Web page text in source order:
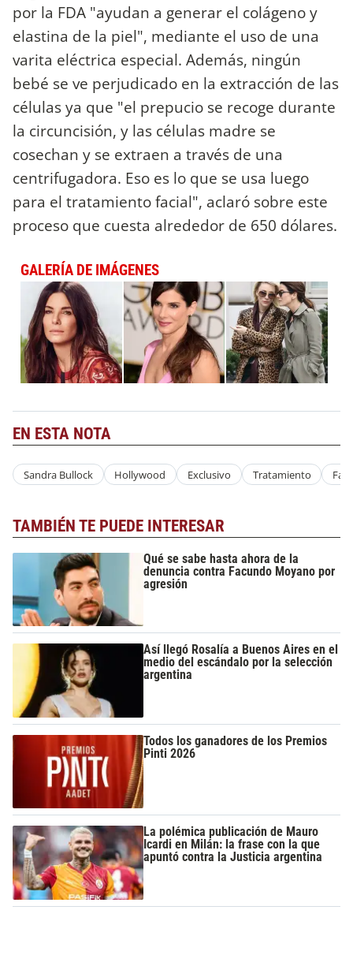
por la FDA "ayudan a generar el colágeno y
elastina de la piel", mediante el uso de una
varita eléctrica especial. Además, ningún
bebé se ve perjudicado en la extracción de las
células ya que "el prepucio se recoge durante
la circuncisión, y las células madre se
cosechan y se extraen a través de una
centrifugadora. Eso es lo que se usa luego
para el tratamiento facial", aclaró sobre este
proceso que cuesta alrededor de 650 dólares.
GALERÍA DE IMÁGENES
EN ESTA NOTA
Sandra Bullock Hollywood Exclusivo Tratamiento
TAMBIÉN TE PUEDE INTERESAR
Qué se sabe hasta ahora de la
denuncia contra Facundo Moyano por
agresión
Así llegó Rosalía a Buenos Aires en el
medio del escándalo por la selección
argentina
Todos los ganadores de los Premios
Pinti 2026
La polémica publicación de Mauro
Icardi en Milán: la frase con la que
apuntó contra la Justicia argentina